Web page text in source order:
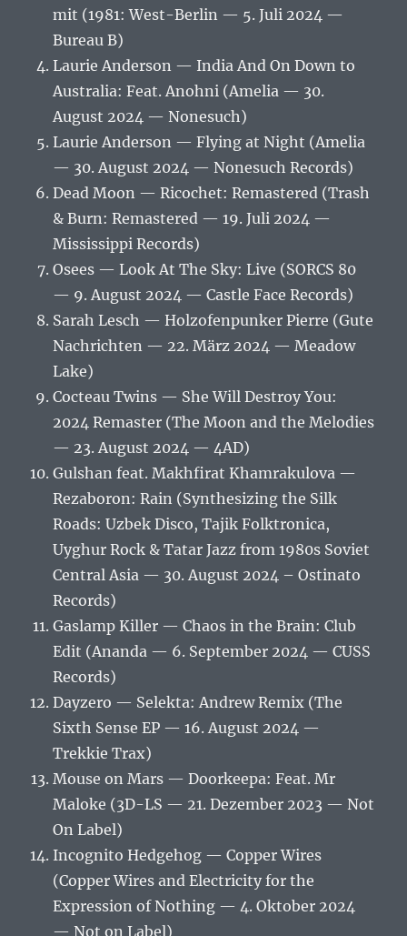
mit (1981: West-Berlin — 5. Juli 2024 —
Bureau B)
Laurie Anderson — India And On Down to
Australia: Feat. Anohni (Amelia — 30.
August 2024 — Nonesuch)
Laurie Anderson — Flying at Night (Amelia
— 30. August 2024 — Nonesuch Records)
Dead Moon — Ricochet: Remastered (Trash
& Burn: Remastered — 19. Juli 2024 —
Mississippi Records)
Osees — Look At The Sky: Live (SORCS 80
— 9. August 2024 — Castle Face Records)
Sarah Lesch — Holzofenpunker Pierre (Gute
Nachrichten — 22. März 2024 — Meadow
Lake)
Cocteau Twins — She Will Destroy You:
2024 Remaster (The Moon and the Melodies
— 23. August 2024 — 4AD)
Gulshan feat. Makhfirat Khamrakulova —
Rezaboron: Rain (Synthesizing the Silk
Roads: Uzbek Disco, Tajik Folktronica,
Uyghur Rock & Tatar Jazz from 1980s Soviet
Central Asia — 30. August 2024 – Ostinato
Records)
Gaslamp Killer — Chaos in the Brain: Club
Edit (Ananda — 6. September 2024 — CUSS
Records)
Dayzero — Selekta: Andrew Remix (The
Sixth Sense EP — 16. August 2024 —
Trekkie Trax)
Mouse on Mars — Doorkeepa: Feat. Mr
Maloke (3D-LS — 21. Dezember 2023 — Not
On Label)
Incognito Hedgehog — Copper Wires
(Copper Wires and Electricity for the
Expression of Nothing — 4. Oktober 2024
— Not on Label)